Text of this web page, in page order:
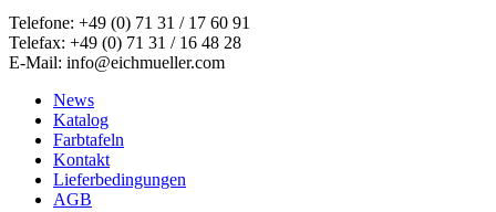
Telefone: +49 (0) 71 31 / 17 60 91
Telefax: +49 (0) 71 31 / 16 48 28
E-Mail: info@eichmueller.com
News
Katalog
Farbtafeln
Kontakt
Lieferbedingungen
AGB